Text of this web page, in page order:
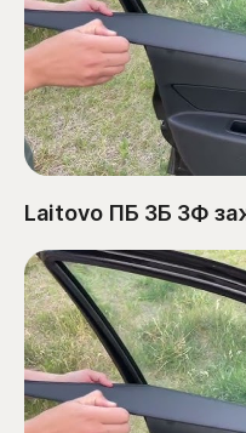
Laitovo ПБ ЗБ ЗФ